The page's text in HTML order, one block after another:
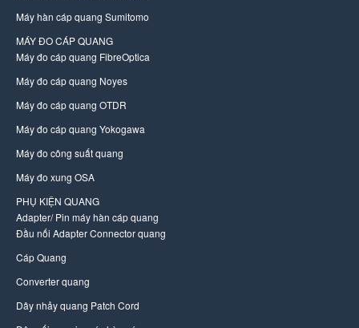
Máy hàn cáp quang Sumitomo
MÁY ĐO CÁP QUANG
Máy đo cáp quang FibreOptica
Máy đo cáp quang Noyes
Máy đo cáp quang OTDR
Máy đo cáp quang Yokogawa
Máy đo công suất quang
Máy đo xung OSA
PHỤ KIỆN QUANG
Adapter/ Pin máy hàn cáp quang
Đầu nối Adapter Connector quang
Cáp Quang
Converter quang
Dây nhảy quang Patch Cord